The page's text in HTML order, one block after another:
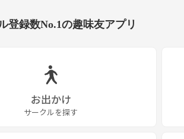
登録数No.1の趣味友アプリ
お出かけ
サークルを探す